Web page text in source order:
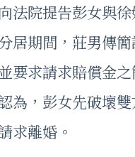
法院提告彭女與
居期間，莊男傳
要求請求賠償金
為，彭女先破壞
求離婚。